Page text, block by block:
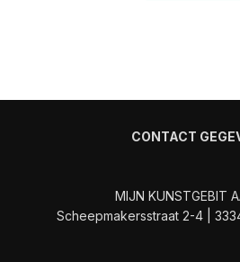
CONTACT
MIJN KUNSTGEBIT
Scheepmakersstraat 2-4 |